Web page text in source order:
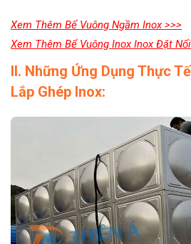
Xem Thêm Bể Vuông Ngầm Inox >>>
Xem Thêm Bể Vuông Inox Inox Đặt
II. Những Ứng Dụng Thực
Lắp Ghép Inox: